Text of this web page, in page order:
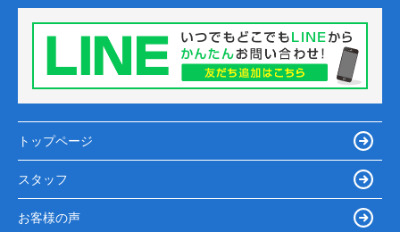
トップページ
スタッフ
お客様の声